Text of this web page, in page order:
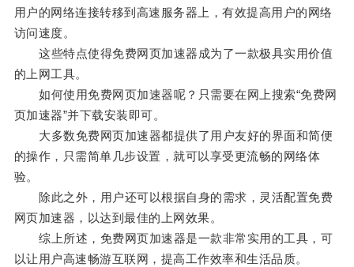
用户的网络连接转移到高速服务器上，有效提高用户的网络
访问速度。
这些特点使得免费网页加速器成为了一款极具实用价值
的上网工具。
如何使用免费网页加速器呢？只需要在网上搜索“免费网
页加速器”并下载安装即可。
大多数免费网页加速器都提供了用户友好的界面和简便
的操作，只需简单几步设置，就可以享受更流畅的网络体
验。
除此之外，用户还可以根据自身的需求，灵活配置免费
网页加速器，以达到最佳的上网效果。
综上所述，免费网页加速器是一款非常实用的工具，可
以让用户高速畅游互联网，提高工作效率和生活品质。